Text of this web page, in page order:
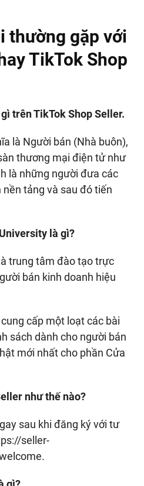
thường gặp với
TikTok Shop
trên TikTok Shop Seller.
là Người bán (Nhà buôn),
thương mại điện tử như
là những người đưa các
tảng và sau đó tiến
là gì?
trung tâm đào tạo trực
bán kinh doanh hiệu
cung cấp một loạt các bài
sách dành cho người bán
mới nhất cho phần Cửa
như thế nào?
sau khi đăng ký với tư
seller-